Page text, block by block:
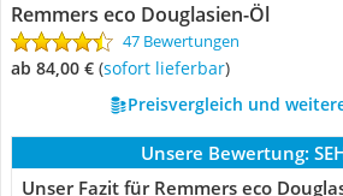
Remmers eco Douglasien-Öl
47 Bewertungen
ab 84,00 € ( Sofort lieferbar)
Preisvergleich und
Unsere Bewertung:
Unser Fazit für Remmers eco